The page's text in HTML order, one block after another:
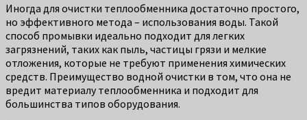
Иногда для очистки теплообменника достаточно простого,
но эффективного метода – использования воды. Такой
способ промывки идеально подходит для легких
загрязнений, таких как пыль, частицы грязи и мелкие
отложения, которые не требуют применения химических
средств. Преимущество водной очистки в том, что она не
вредит материалу теплообменника и подходит для
большинства типов оборудования.